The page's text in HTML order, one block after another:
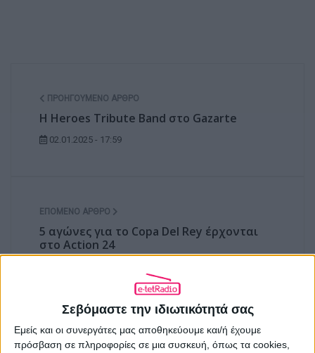
Σεβόμαστε την ιδιωτικότητά σας
Εμείς και οι συνεργάτες μας αποθηκεύουμε και/ή έχουμε
πρόσβαση σε πληροφορίες σε μια συσκευή, όπως τα cookies,
ΠΡΟΗΓΟΎΜΕΝΟ ΆΡΘΡΟ
Η Heroes Tribute Band στο Gazarte
02.01.2025 - 17:59
ΕΠΌΜΕΝΟ ΆΡΘΡΟ
5 αγώνες για το Copa Del Rey έρχονται
στο Action 24
ΣΧΕΤΙΚΑ ΑΡΘΡΑ